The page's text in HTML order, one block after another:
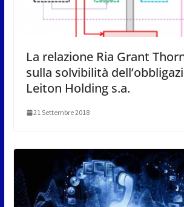
La relazione Ria Grant
sulla solvibilità
Leiton Holding s.a.
21 Settembre 2018